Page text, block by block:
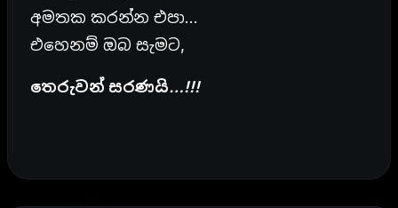
අමතක කරන්න එපා…
එහෙනම් ඔබ සැමට,
තෙරුවන් සරණයි…!!!